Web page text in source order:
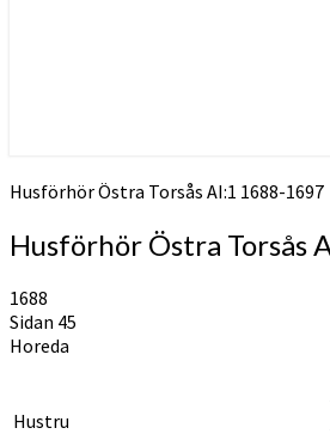
Husförhör Östra Torsås AI:1 1688-1697
Husförhör Östra Torsås
1688
Sidan 45
Horeda
Hustru